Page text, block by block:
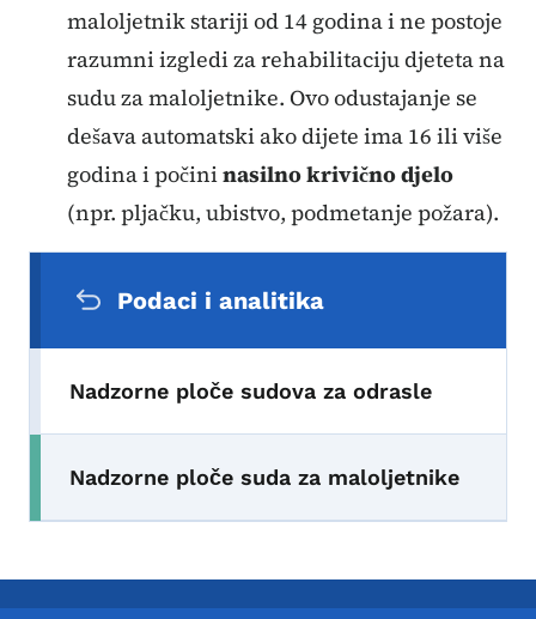
maloljetnik stariji od 14 godina i ne postoje
razumni izgledi za rehabilitaciju djeteta na
sudu za maloljetnike. Ovo odustajanje se
dešava automatski ako dijete ima 16 ili više
godina i počininasilno krivično djelo
(npr. pljačku, ubistvo, podmetanje požara).
Podaci i analitika
Nadzorne ploče sudova za odrasle
Nadzorne ploče suda za maloljetnike